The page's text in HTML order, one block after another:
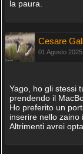
la paura.
Cesare
01 Agosto
Yago, ho gli stessi
prendendo il
Ho preferito un
inserire nello zaino
Altrimenti avrei